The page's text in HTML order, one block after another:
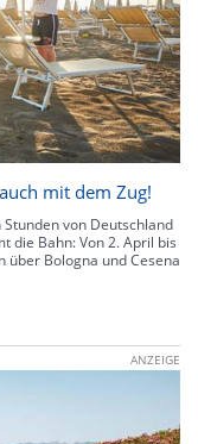
mit dem Zug!
von Deutschland
die Bahn: Von 2. April bis
über Bologna und Cesena
ANZEIGE